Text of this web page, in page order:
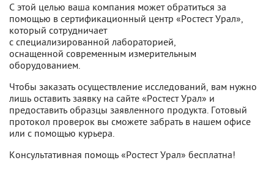
С этой целью ваша компания может обратиться за
помощью в сертификационный центр «Ростест Урал»,
который сотрудничает
с специализированной лабораторией,
оснащенной современным измерительным
оборудованием.
Чтобы заказать осуществление исследований, вам нужно
лишь оставить заявку на сайте «Ростест Урал» и
предоставить образцы заявленного продукта. Готовый
протокол проверок вы сможете забрать в нашем офисе
или с помощью курьера.
Консультативная помощь «Ростест Урал» бесплатна!